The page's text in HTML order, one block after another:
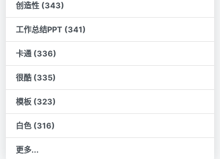
创造性 (343)
工作总结PPT (341)
卡通 (336)
很酷 (335)
模板 (323)
白色 (316)
更多...